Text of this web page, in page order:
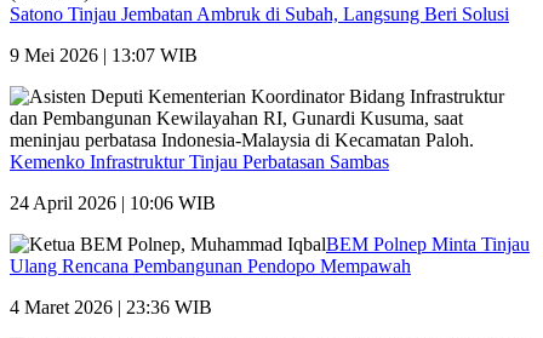
Satono Tinjau Jembatan Ambruk di Subah, Langsung Beri Solusi
9 Mei 2026 | 13:07 WIB
Kemenko Infrastruktur Tinjau Perbatasan Sambas
24 April 2026 | 10:06 WIB
BEM Polnep Minta Tinjau
Ulang Rencana Pembangunan Pendopo Mempawah
4 Maret 2026 | 23:36 WIB